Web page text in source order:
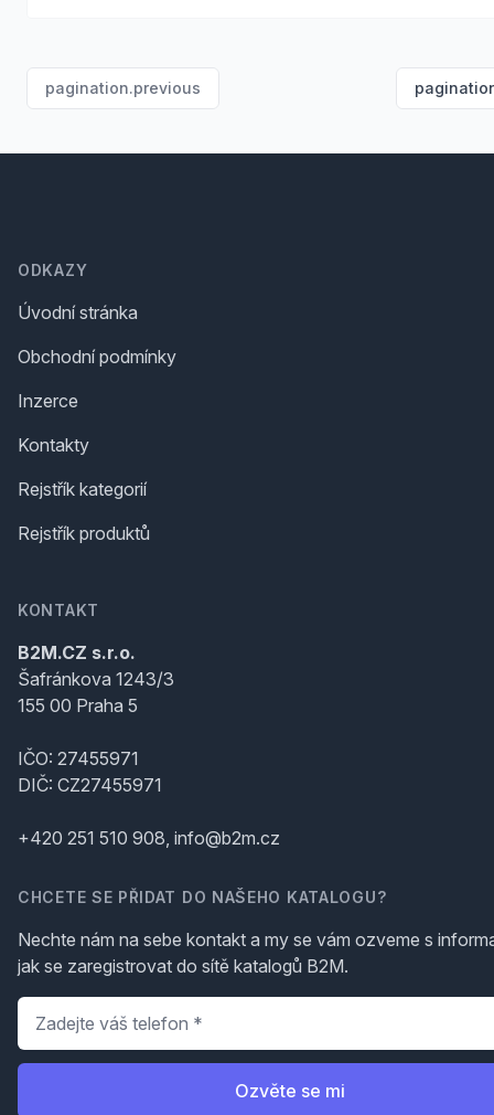
pagination.previous
ODKAZY
Úvodní stránka
Obchodní podmínky
Inzerce
Kontakty
Rejstřík kategorií
Rejstřík produktů
KONTAKT
B2M.CZ s.r.o.
Šafránkova 1243/3
155 00 Praha 5
IČO: 27455971
DIČ: CZ27455971
+420 251 510 908, info@b2m.cz
CHCETE SE PŘIDAT DO NAŠEHO KATALOGU?
Nechte nám na sebe kontakt a my se vám ozveme s
jak se zaregistrovat do sítě katalogů B2M.
Telefon
Ozvěte se mi